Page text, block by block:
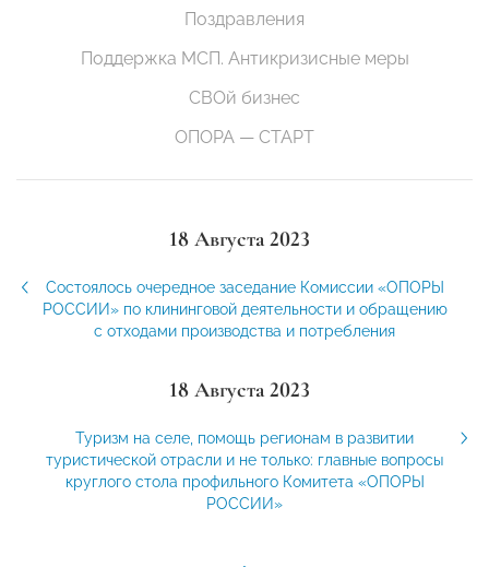
Поздравления
Поддержка МСП. Антикризисные меры
СВОй бизнес
ОПОРА — СТАРТ
18 Августа 2023
Состоялось очередное заседание Комиссии «ОПОРЫ
РОССИИ» по клининговой деятельности и обращению
с отходами производства и потребления
18 Августа 2023
Туризм на селе, помощь регионам в развитии
туристической отрасли и не только: главные вопросы
круглого стола профильного Комитета «ОПОРЫ
РОССИИ»